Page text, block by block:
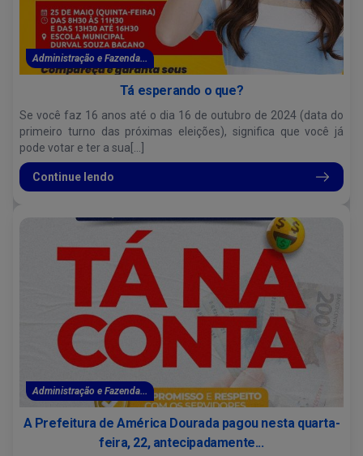
Administração e Fazenda...
Tá esperando o que?
Se você faz 16 anos até o dia 16 de outubro de 2024 (data do
primeiro turno das próximas eleições), significa que você já
pode votar e ter a sua[...]
Continue lendo
Administração e Fazenda...
A Prefeitura de América Dourada pagou nesta quarta-
feira, 22, antecipadamente...